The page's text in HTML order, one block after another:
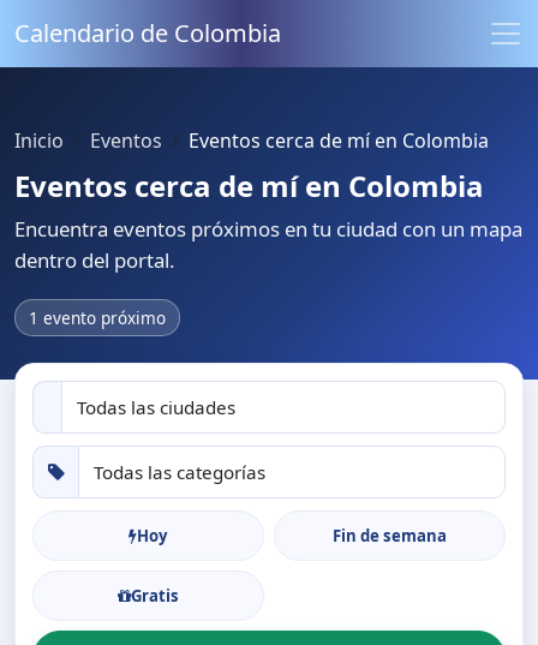
Calendario de Colombia
Inicio Eventos Eventos cerca de mí en Colombia
Eventos cerca de mí en Colombia
Encuentra eventos próximos en tu ciudad con un mapa
dentro del portal.
1 evento próximo
Hoy Fin de semana
Gratis